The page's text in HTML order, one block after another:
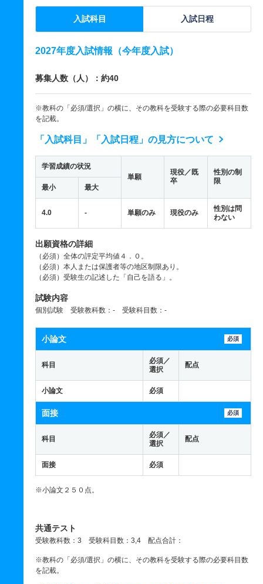
入試科目 入試日程
2027年度入試情報（今年度入試）
募集人数（人）：約40
※教科の「必須/選択」の横に、その教科を受験する際の必要科目数
を記載。
「入試科目」「入試日程」の見方について
学習成績の状況
単願
現役／既
卒
性別の制
限
最小 最大
4.0 - 単願のみ 現役のみ
性別は問
わない
出願資格の詳細
（必須）全体の評定平均値４．０。
（必須）本人または保護者等の地区制限あり。
（必須）受験生の記述した「自己を語る」。
試験内容
個別試験 受験教科数：- 受験科目数：-
小論文 必須
科目
必須／
選択
配点
小論文 必須
面接 必須
科目
必須／
選択
配点
面接 必須
※小論文２５０点。
共通テスト
受験教科数：3 受験科目数：3,4 配点合計：
※教科の「必須/選択」の横に、その教科を受験する際の必要科目数
を記載。